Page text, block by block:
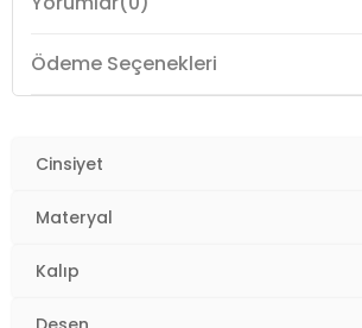
Kalıp Bilgisi :Slim Fit
Manken Ölçüsü :Boy: 188cm / Gögüs:
3DY1G081SZ0042105832.VR015
Ödeme Seçenekleri
Cinsiyet
Materyal
Kalıp